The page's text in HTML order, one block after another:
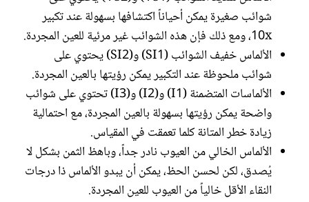
شوائب صغيرة يمكن أحياناً اكتشافها بسهولة عند تكبير
10x، ومع ذلك فإن هذه الشوائب غير مرئية للعين المجردة.
الألماس خفيف الشوائب (SI1) و(SI2) يحتوي على
شوائب ملحوظة عند التكبير يمكن رؤيتها بالعين المجردة.
الألماسات المتضمنة (I1) و(I2) و(I3) تحتوي على شوائب
واضحة يمكن رؤيتها بسهولة بالعين المجردة، مع احتمالية
زيادة خطر المتانة كلما تعمقت في المقياس.
الألماس الخالي من العيوب نادر جداً، وباهظ الثمن بشكل لا
يُصدق، لكن لحسن الحظ، يمكن أن يبدو الألماس ذا درجات
النقاء الأقل خالياً من العيوب للعين المجردة.